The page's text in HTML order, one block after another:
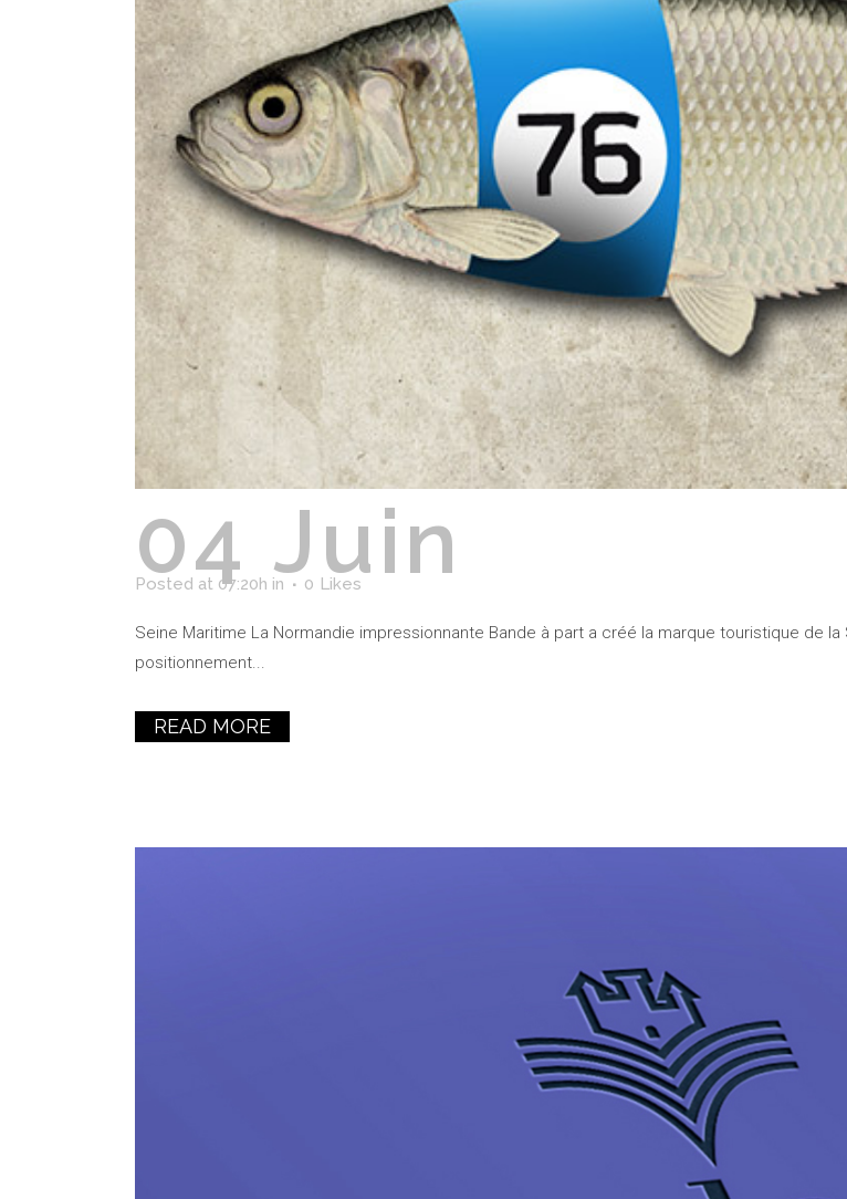
04 Juin
Posted at 07:20h in 0 Likes
Seine Maritime La Normandie impressionnante Bande à part a créé la marque touristique de
positionnement...
READ MORE